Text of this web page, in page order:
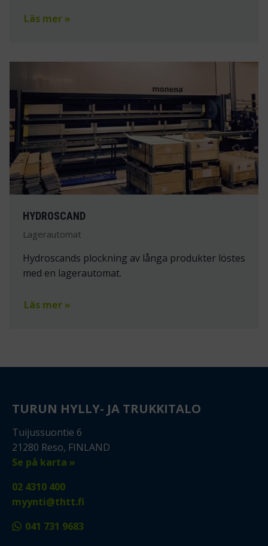
Läs mer »
HYDROSCAND
Lagerautomat
Hydroscands plockning av långa produkter löstes
med en lagerautomat.
Läs mer »
TURUN HYLLY- JA TRUKKITALO
Tuijussuontie 6
21280 Reso, FINLAND
Se på karta »
02 4310 400
myynti@thtt.fi
041 731 9683